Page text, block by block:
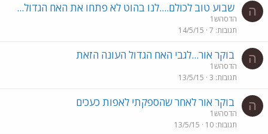
ה שבוע טוב לכולם....לנו בהוט לא פתחו את האח הגדול...
הדסהש1
תגובות 7
14/5/15
ה בוקר אור...לגבי האח הגדול העונה הזאת
הדסהש1
תגובות 3
13/5/15
ה בוקר אור לאחר שהספקתי לאפות כעכים
הדסהש1
תגובות 10
13/5/15